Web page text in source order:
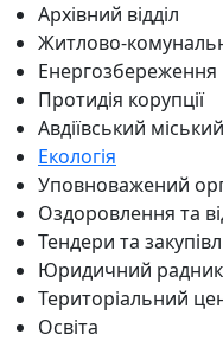
Архівний відділ
Житлово-
Енергозбереження
Протидія корупції
Авдіївський
Екологія
Уповноважений
Оздоровлення та
Тендери та
Юридичний радник
Територіальний
Освіта